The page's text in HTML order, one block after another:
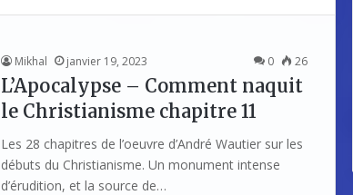
Mikhal janvier 19, 2023 0 26
L’Apocalypse – Comment naquit
le Christianisme chapitre 11
Les 28 chapitres de l’oeuvre d’André Wautier sur les
débuts du Christianisme. Un monument intense
d’érudition, et la source de…